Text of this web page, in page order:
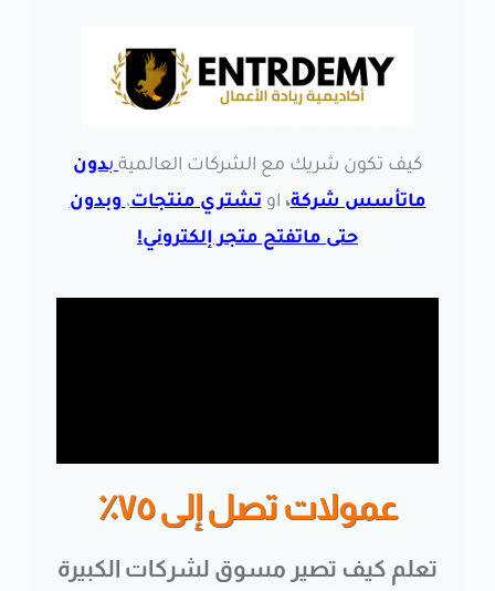
كيف تكون شريك مع الشركات العالميةبدون
ماتأسس شركة، اوتشتري منتجات،وبدون
حتى ماتفتح متجر إلكتروني!
عمولات تصل إلى ٧٥٪
تعلم كيف تصير مسوق لشركات الكبيرة